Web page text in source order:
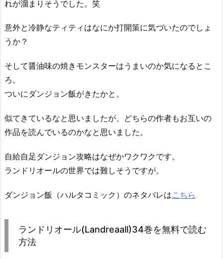
れが溜まりそうでした。笑
意外と冷静なティティはなにか打開策に気づいたのでしょ
うか？
そして醤油味の焼きモンスターはうまいのか気になるとこ
ろ。
ついにダンジョン飯がきたかと。
似てきているなと思いましたが、どちらの作者もお互いの
作品を読んでいるのかなと思いました。
自給自足ダンジョン攻略はなぜかワクワクです。
ランドリオールの世界では難しそうですが。
ダンジョン飯（ハルタコミック）のネタバレはこちら
ランドリオール(Landreaall)34巻を無料で読む
方法